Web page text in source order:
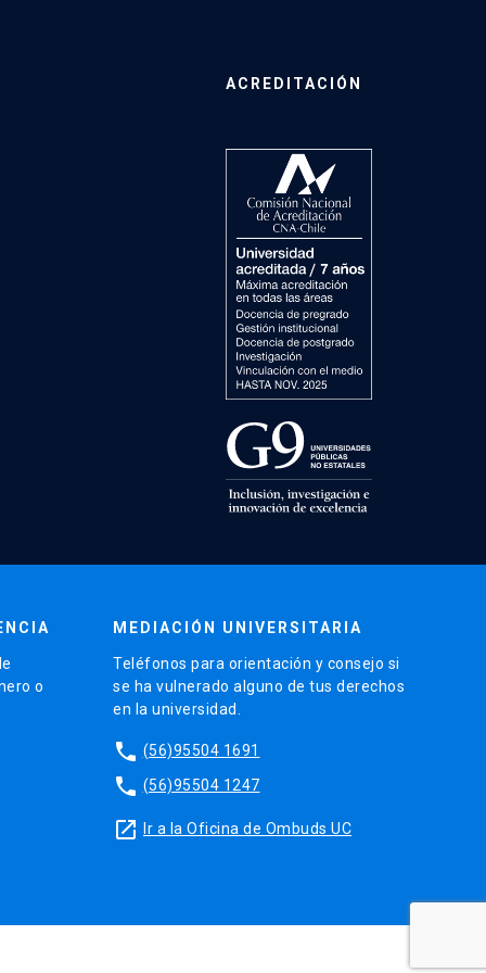
ACREDITACIÓN
o
MEDIACIÓN UNIVERSITARIA
Teléfonos para orientación y consejo si
se ha vulnerado alguno de tus derechos
en la universidad.
phone (56)95504 1691
phone (56)95504 1247
launch Ir a la Oficina de Ombuds UC